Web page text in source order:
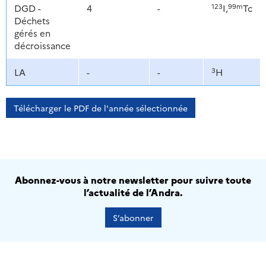
DGD -
Déchets
gérés en
décroissance
4 - 123I,99mTc
LA - - 3H
Télécharger le PDF de l'année sélectionnée
Abonnez-vous à notre newsletter pour suivre toute
l’actualité de l’Andra.
S’abonner